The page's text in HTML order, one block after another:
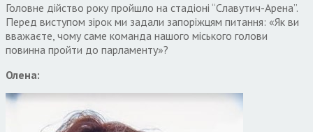
Головне дійство року пройшло на стадіоні “Славутич-Арена”.
Перед виступом зірок ми задали запоріжцям питання: «Як ви
вважаєте, чому саме команда нашого міського голови
повинна пройти до парламенту»?
Олена: